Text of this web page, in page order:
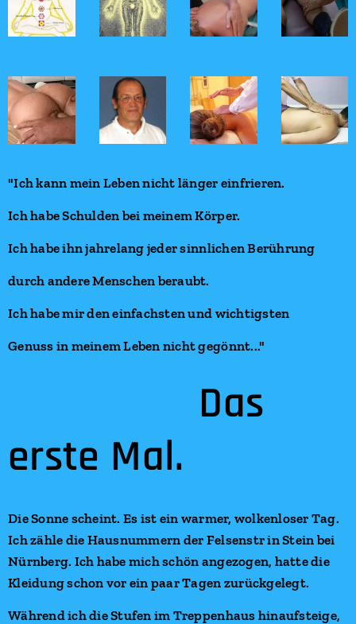
"Ich kann mein Leben nicht länger einfrieren.
Ich habe Schulden bei meinem Körper.
Ich habe ihn jahrelang jeder sinnlichen Berührung
durch andere Menschen beraubt.
Ich habe mir den einfachsten und wichtigsten
Genuss in meinem Leben nicht gegönnt..."
Das
erste Mal.
Die Sonne scheint. Es ist ein warmer, wolkenloser Tag.
Ich zähle die Hausnummern der Felsenstr in Stein bei
Nürnberg. Ich habe mich schön angezogen, hatte die
Kleidung schon vor ein paar Tagen zurückgelegt.
Während ich die Stufen im Treppenhaus hinaufsteige,